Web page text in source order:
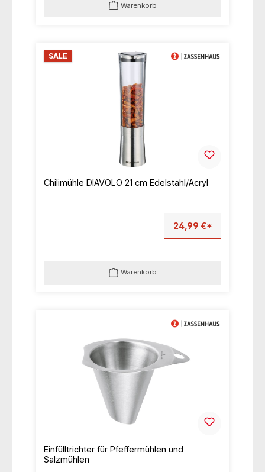
Warenkorb
SALE
Chilimühle DIAVOLO 21 cm Edelstahl/Acryl
24,99 €*
Warenkorb
Einfülltrichter für Pfeffermühlen und
Salzmühlen